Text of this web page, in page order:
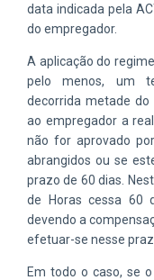
data indicada pela
do empregador.
A aplicação do
pelo menos, um
decorrida metade do
ao empregador a
não for aprovado
abrangidos ou se
prazo de 60 dias.
de Horas cessa 60
devendo a
efetuar-se nesse
Em todo o caso, se